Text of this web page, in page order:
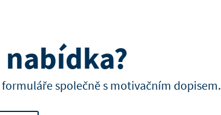
nabídka?
společně s motivačním dopisem.